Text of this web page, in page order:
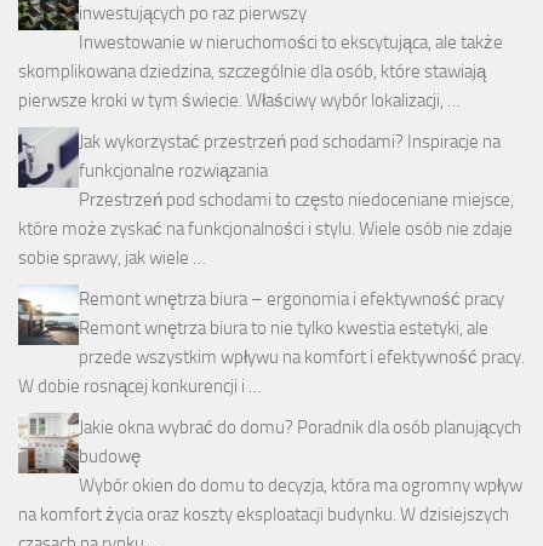
inwestujących po raz pierwszy
Inwestowanie w nieruchomości to ekscytująca, ale także
skomplikowana dziedzina, szczególnie dla osób, które stawiają
pierwsze kroki w tym świecie. Właściwy wybór lokalizacji, …
Jak wykorzystać przestrzeń pod schodami? Inspiracje na
funkcjonalne rozwiązania
Przestrzeń pod schodami to często niedoceniane miejsce,
które może zyskać na funkcjonalności i stylu. Wiele osób nie zdaje
sobie sprawy, jak wiele …
Remont wnętrza biura – ergonomia i efektywność pracy
Remont wnętrza biura to nie tylko kwestia estetyki, ale
przede wszystkim wpływu na komfort i efektywność pracy.
W dobie rosnącej konkurencji i …
Jakie okna wybrać do domu? Poradnik dla osób planujących
budowę
Wybór okien do domu to decyzja, która ma ogromny wpływ
na komfort życia oraz koszty eksploatacji budynku. W dzisiejszych